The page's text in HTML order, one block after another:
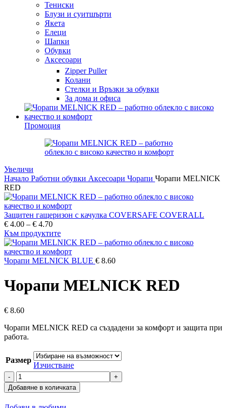
Тениски
Блузи и суитшърти
Якета
Елеци
Шапки
Обувки
Аксесоари
Zipper Puller
Колани
Стелки и Връзки за обувки
За дома и офиса
Промоция
Увеличи
Начало Работни обувки Аксесоари Чорапи Чорапи MELNICK
RED
Защитен гащеризон с качулка COVERSAFE COVERALL
€ 4.00 – € 4.70Price
range:
€ 4.00
through
€ 4.70
Към продуктите
Чорапи MELNICK BLUE € 8.60
Чорапи MELNICK RED
€ 8.60
Чорапи MELNICK RED са създадени за комфорт и защита при
работа.
Размер
Изчистване
количество
за
Чорапи
MELNICK
Добавяне в количката